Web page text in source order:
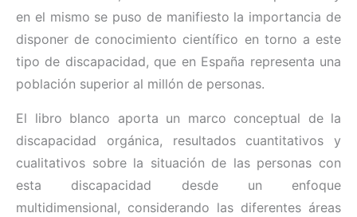
en el mismo se puso de manifiesto la importancia de
disponer de conocimiento científico en torno a este
tipo de discapacidad, que en España representa una
población superior al millón de personas.
El libro blanco aporta un marco conceptual de la
discapacidad orgánica, resultados cuantitativos y
cualitativos sobre la situación de las personas con
esta discapacidad desde un enfoque
multidimensional, considerando las diferentes áreas